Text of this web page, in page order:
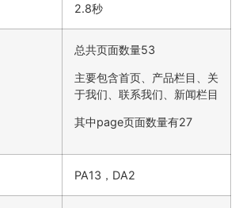
2.8秒
总共页面数量53
主要包含首页、产品栏目、关
于我们、联系我们、新闻栏目
其中page页面数量有27
PA13，DA2